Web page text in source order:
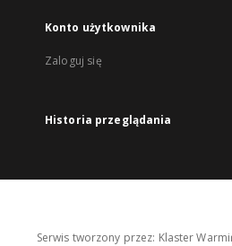
Konto użytkownika
Zaloguj się
Historia przeglądania
Serwis tworzony przez: Klaster